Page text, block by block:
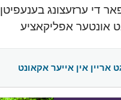
די ערזעצונג בענעפיטן
אונטער אפליקאציע
אריין אין אייער אקאונט